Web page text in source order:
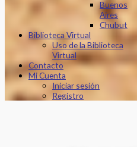
Buenos
Aires
Chubut
Biblioteca Virtual
Uso de la Biblioteca
Virtual
Contacto
Mi Cuenta
Iniciar sesión
Registro